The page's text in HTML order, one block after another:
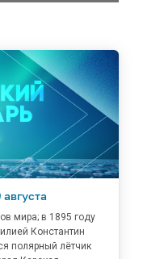
мира; в 1895 году
Константин
полярный лётчик